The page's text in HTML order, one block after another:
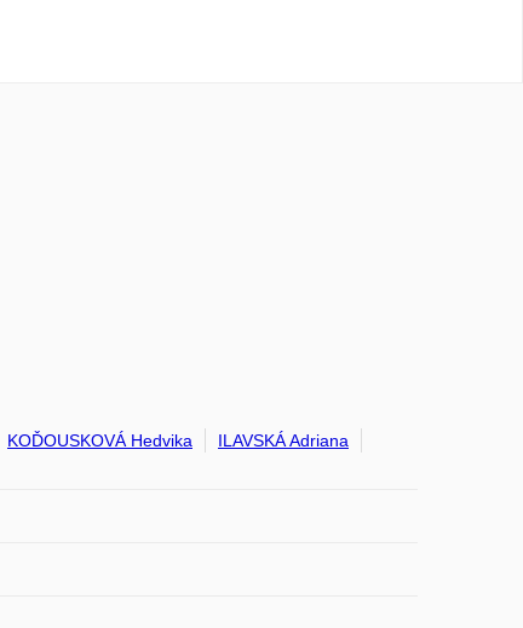
KOĎOUSKOVÁ Hedvika
ILAVSKÁ Adriana